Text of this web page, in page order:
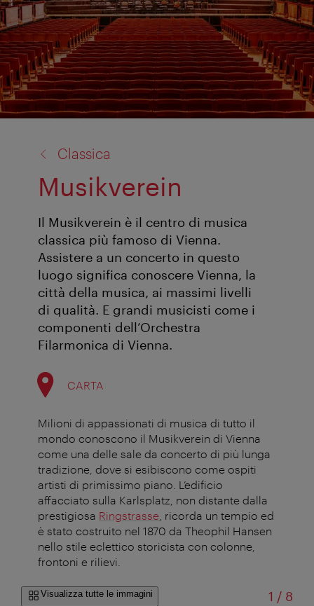
Classica
Musikverein
Il Musikverein è il centro di musica
classica più famoso di Vienna.
Assistere a un concerto in questo
luogo significa conoscere Vienna, la
città della musica, ai massimi livelli
di qualità. E grandi musicisti come i
componenti dell’Orchestra
Filarmonica di Vienna.
CARTA
Milioni di appassionati di musica di tutto il
mondo conoscono il Musikverein di Vienna
come una delle sale da concerto di più lunga
tradizione, dove si esibiscono come ospiti
artisti di primissimo piano. L’edificio
affacciato sulla Karlsplatz, non distante dalla
prestigiosa Ringstrasse , ricorda un tempio ed
è stato costruito nel 1870 da Theophil Hansen
nello stile eclettico storicista con colonne,
frontoni e rilievi.
Visualizza tutte le immagini 1 /di
8